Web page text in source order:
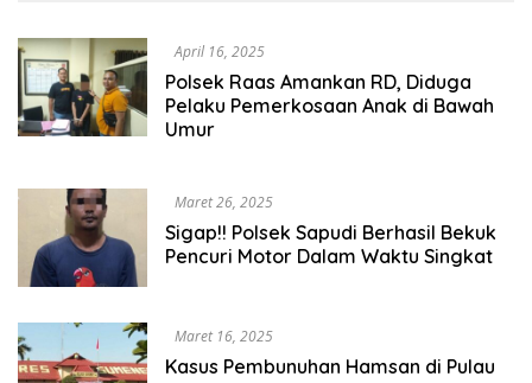
April 16, 2025
Polsek Raas Amankan RD, Diduga
Pelaku Pemerkosaan Anak di Bawah
Umur
Maret 26, 2025
Sigap!! Polsek Sapudi Berhasil Bekuk
Pencuri Motor Dalam Waktu Singkat
Maret 16, 2025
Kasus Pembunuhan Hamsan di Pulau